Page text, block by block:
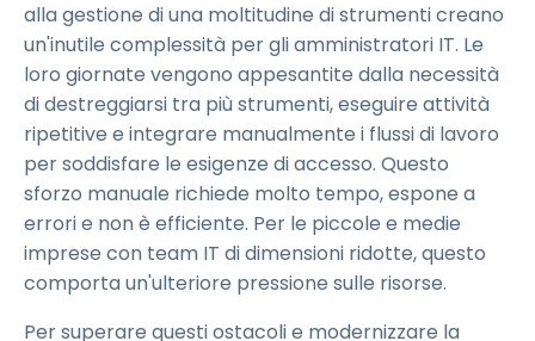
alla gestione di una moltitudine di strumenti creano
un'inutile complessità per gli amministratori IT. Le
loro giornate vengono appesantite dalla necessità
di destreggiarsi tra più strumenti, eseguire attività
ripetitive e integrare manualmente i flussi di lavoro
per soddisfare le esigenze di accesso. Questo
sforzo manuale richiede molto tempo, espone a
errori e non è efficiente. Per le piccole e medie
imprese con team IT di dimensioni ridotte, questo
comporta un'ulteriore pressione sulle risorse.
Per superare questi ostacoli e modernizzare la